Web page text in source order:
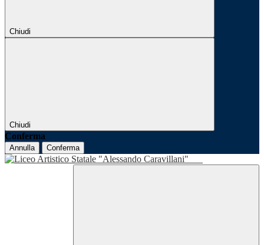
Chiudi
Chiudi
Conferma
Annulla Conferma